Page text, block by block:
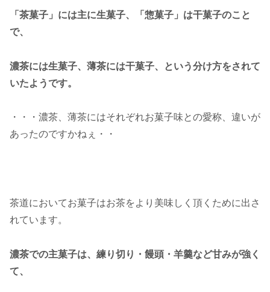
「茶菓子」には主に生菓子、「惣菓子」は干菓子のこと
で、
濃茶には生菓子、薄茶には干菓子、という分け方をされて
いたようです。
・・・濃茶、薄茶にはそれぞれお菓子味との愛称、違いが
あったのですかねぇ・・
茶道においてお菓子はお茶をより美味しく頂くために出さ
れています。
濃茶での主菓子は、練り切り・饅頭・羊羹など甘みが強く
て、